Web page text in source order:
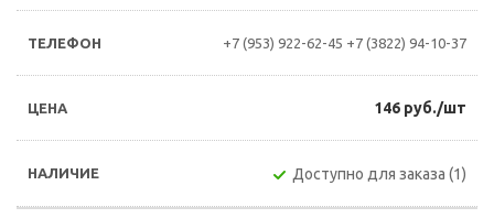
+7 (953) 922-62-45 +7 (3822) 94-10-37
146 руб./шт
Доступно для заказа (1)